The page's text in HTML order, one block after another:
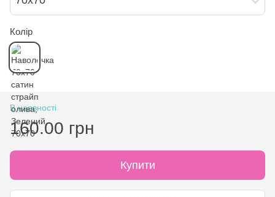
Колір
В наявності
160.00 грн
Купити